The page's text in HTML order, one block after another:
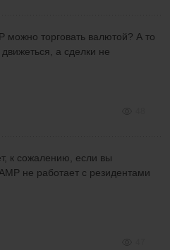
можно торговать валютой? А то
а сделки не
к сожалению, если вы
не работает с резидентами